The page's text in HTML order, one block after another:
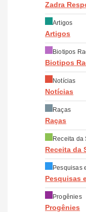
Zadra
Artigos
Artigos
Biotipos
Biotipos
Notícias
Notícias
Raças
Raças
Receita da
Receita da
Pesquisas
Pesquisas
Progênies
Progênies